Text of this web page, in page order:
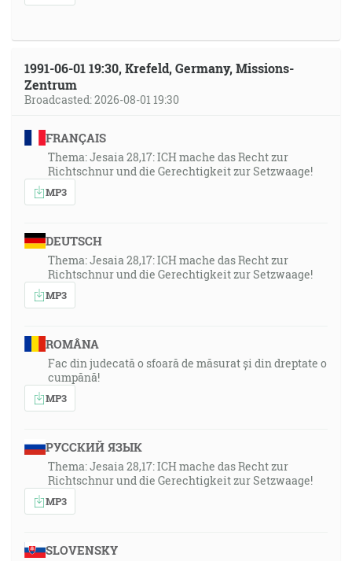
1991-06-01 19:30, Krefeld, Germany, Missions-
Zentrum
Broadcasted: 2026-08-01 19:30
FRANÇAIS
Thema: Jesaia 28,17: ICH mache das Recht zur
Richtschnur und die Gerechtigkeit zur Setzwaage!
MP3
DEUTSCH
Thema: Jesaia 28,17: ICH mache das Recht zur
Richtschnur und die Gerechtigkeit zur Setzwaage!
MP3
ROMÂNA
Fac din judecată o sfoară de măsurat și din dreptate o
cumpănă!
MP3
РУССКИЙ ЯЗЫК
Thema: Jesaia 28,17: ICH mache das Recht zur
Richtschnur und die Gerechtigkeit zur Setzwaage!
MP3
SLOVENSKY